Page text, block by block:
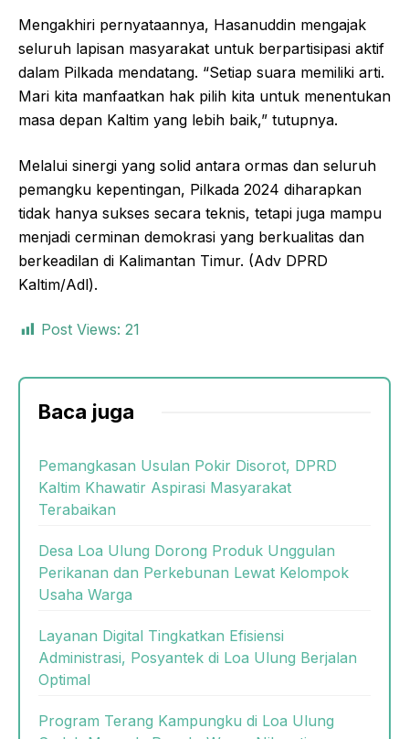
Mengakhiri pernyataannya, Hasanuddin mengajak
seluruh lapisan masyarakat untuk berpartisipasi aktif
dalam Pilkada mendatang. “Setiap suara memiliki arti.
Mari kita manfaatkan hak pilih kita untuk menentukan
masa depan Kaltim yang lebih baik,” tutupnya.
Melalui sinergi yang solid antara ormas dan seluruh
pemangku kepentingan, Pilkada 2024 diharapkan
tidak hanya sukses secara teknis, tetapi juga mampu
menjadi cerminan demokrasi yang berkualitas dan
berkeadilan di Kalimantan Timur. (Adv DPRD
Kaltim/Adl).
Post Views: 21
Baca juga
Pemangkasan Usulan Pokir Disorot, DPRD
Kaltim Khawatir Aspirasi Masyarakat
Terabaikan
Desa Loa Ulung Dorong Produk Unggulan
Perikanan dan Perkebunan Lewat Kelompok
Usaha Warga
Layanan Digital Tingkatkan Efisiensi
Administrasi, Posyantek di Loa Ulung Berjalan
Optimal
Program Terang Kampungku di Loa Ulung